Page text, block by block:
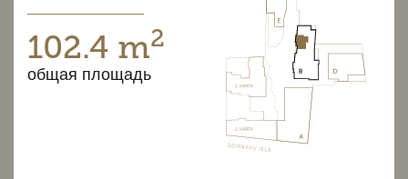
102.4 m2
общая площадь